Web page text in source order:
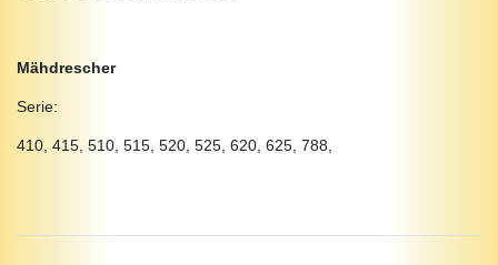
Mähdrescher
Serie:
410, 415, 510, 515, 520, 525, 620, 625, 788,